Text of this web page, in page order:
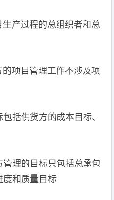
产过程的总组织者和总
项目管理工作不涉及项
括供货方的成本目标、
理的目标只包括总承包
度和质量目标